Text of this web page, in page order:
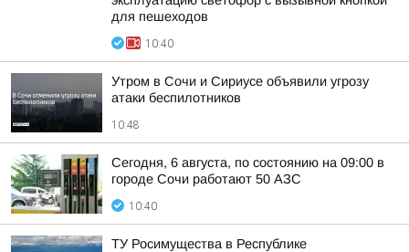
для пешеходов
10:40
Утром в Сочи и Сириусе объявили угрозу
атаки беспилотников
10:48
Сегодня, 6 августа, по состоянию на 09:00 в
городе Сочи работают 50 АЗС
10:40
ТУ Росимущества в Республике